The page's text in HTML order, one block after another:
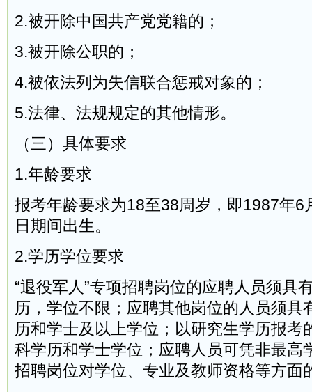
2.被开除中国共产党党籍的；
3.被开除公职的；
4.被依法列为失信联合惩戒对象的；
5.法律、法规规定的其他情形。
（三）具体要求
1.年龄要求
报考年龄要求为18至38周岁，即1987年6
日期间出生。
2.学历学位要求
“退役军人”专项招聘岗位的应聘人员须具
历，学位不限；应聘其他岗位的人员须具
历和学士及以上学位；以研究生学历报考
科学历和学士学位；应聘人员可凭非最高
招聘岗位对学位、专业及教师资格等方面